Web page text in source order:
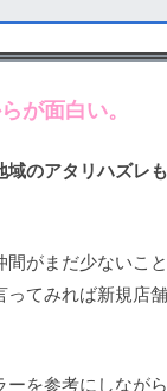
が面白い。
域のアタリハズレ
がまだ少ないこ
てみれば新規店
を参考にしながら